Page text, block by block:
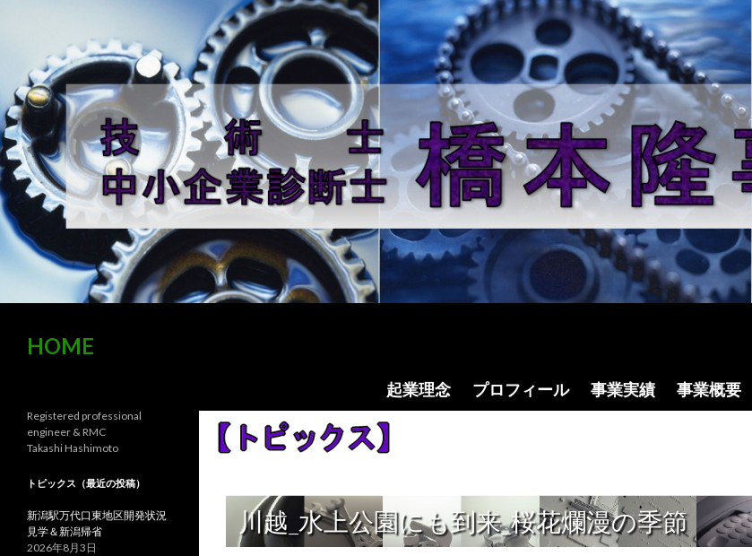
HOME
起業理念 プロフィール 事業実績 事業概要
川越_水上公園にも到来_桜花爛漫の季節
Registered professional
engineer & RMC
Takashi Hashimoto
トピックス（最近の投稿）
新潟駅万代口東地区開発状況
見学＆新潟帰省
2026年8月3日